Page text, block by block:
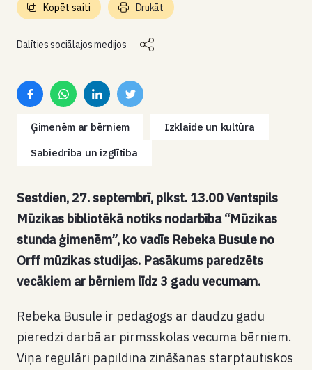
Dalīties sociālajos medijos
Kopēt saiti Drukāt
Ģimenēm ar bērniem
Izklaide un kultūra
Sabiedrība un izglītība
Sestdien, 27. septembrī, plkst. 13.00 Ventspils
Mūzikas bibliotēkā notiks nodarbība“Mūzikas
stunda ģimenēm”, ko vadīs Rebeka Busule no
Orff mūzikas studijas. Pasākums paredzēts
vecākiem ar bērniem līdz 3 gadu vecumam.
Rebeka Busule ir pedagogs ar daudzu gadu
pieredzi darbā ar pirmsskolas vecuma bērniem.
Viņa regulāri papildina zināšanas starptautiskos